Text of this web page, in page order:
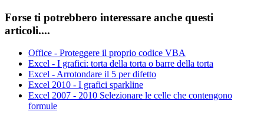
Forse ti potrebbero interessare anche questi
articoli....
Office - Proteggere il proprio codice VBA
Excel - I grafici: torta della torta o barre della torta
Excel - Arrotondare il 5 per difetto
Excel 2010 - I grafici sparkline
Excel 2007 - 2010 Selezionare le celle che contengono
formule